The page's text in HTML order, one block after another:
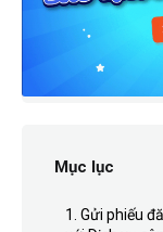
Mục lục
1. Gửi phiếu